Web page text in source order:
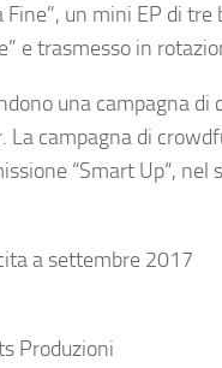
Fine”, un mini EP di
e trasmesso in
una campagna di
campagna di
“Smart Up“, nel
a settembre 2017
Produzioni